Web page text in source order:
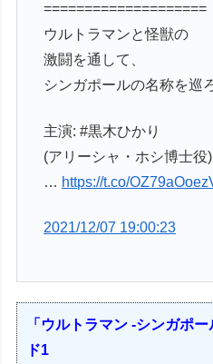
====================
ウルトラマンと怪獣の
激闘を通して、
シンガポールの名称を巡
主演: #黒木ひかり
(アリーシャ・ホシ博士役)
… https://t.co/
2021/12/07 19:00:23
「ウルトラマン -シンガポ
ド1